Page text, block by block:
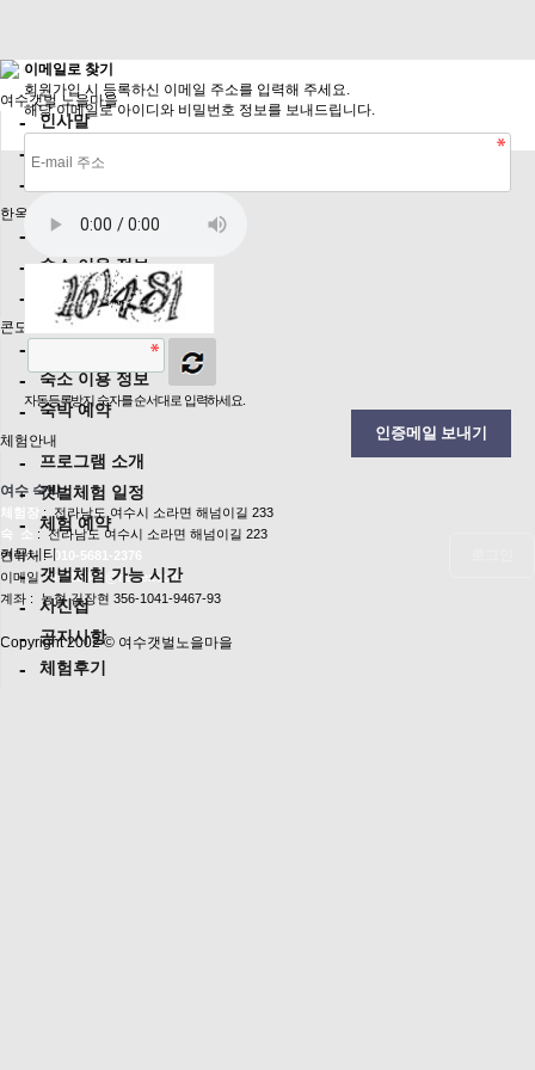
여수갯벌 노을마을
인사말
한옥스테이
한옥 숙소
숙소 이용 정보
숙박 예약
콘도스테이
숙소 이용 정보
숙박 예약
체험안내
프로그램 소개
갯벌체험 일정
체험 예약
커뮤니티
갯벌체험 가능 시간
사진첩
공지사항
체험후기
이메일로 찾기
회원가입 시 등록하신 이메일 주소를 입력해 주세요.
해당 이메일로 아이디와 비밀번호 정보를 보내드립니다.
자동등록방지 숫자를 순서대로 입력하세요.
인증메일 보내기
여수 숙박
체험장
: 전라남도 여수시 소라면 해넘이길 233
숙 소 : 전라남도 여수시 소라면 해넘이길 223
연락처 : 010-5681-2376
이메일 :mi18841@naver.com
계좌 : 농협 김장현 356-1041-9467-93
Copyright 2002 © 여수갯벌노을마을